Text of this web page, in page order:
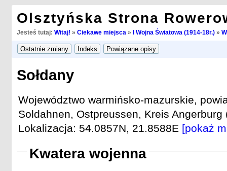
Olsztyńska Strona
Jesteś tutaj: Witaj! » Ciekawe miejsca » I Wojna Światowa (1914-18r.)»
Sołdany
Województwo warmińsko-mazurskie,
Soldahnen, Ostpreussen, Kreis Angerburg
Lokalizacja: 54.0857N, 21.8588E [pokaż
Kwatera wojenna